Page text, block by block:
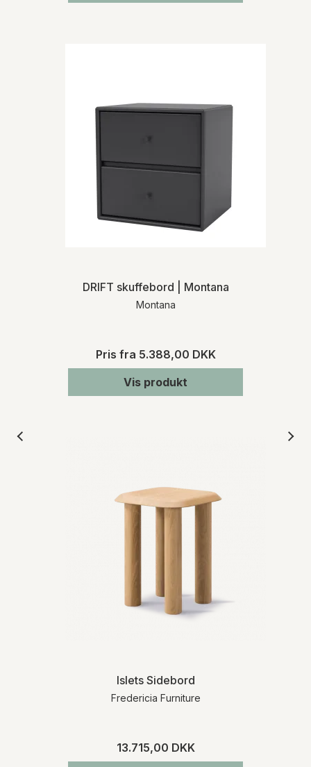
DRIFT skuffebord | Montana
Montana
Pris fra 5.388,00 DKK
Vis produkt
Islets Sidebord
Fredericia Furniture
13.715,00 DKK